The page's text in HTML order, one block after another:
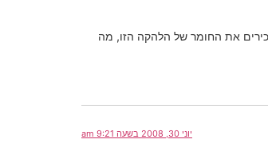
את החומר של הלהקה הזו, מה
יוני 30, 2008 בשעה 9:21 am